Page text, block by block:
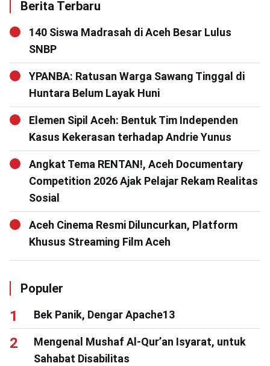
Berita Terbaru
140 Siswa Madrasah di Aceh Besar Lulus
SNBP
YPANBA: Ratusan Warga Sawang Tinggal di
Huntara Belum Layak Huni
Elemen Sipil Aceh: Bentuk Tim Independen
Kasus Kekerasan terhadap Andrie Yunus
Angkat Tema RENTAN!, Aceh Documentary
Competition 2026 Ajak Pelajar Rekam Realitas
Sosial
Aceh Cinema Resmi Diluncurkan, Platform
Khusus Streaming Film Aceh
Populer
Bek Panik, Dengar Apache13
Mengenal Mushaf Al-Qur’an Isyarat, untuk
Sahabat Disabilitas